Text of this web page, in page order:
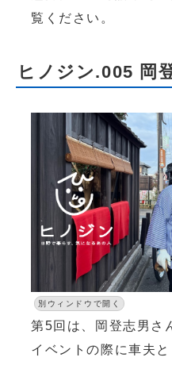
覧ください。
ヒノジン.005 岡
別ウィンドウで開く
第5回は、岡登志男さ
イベントの際に車夫